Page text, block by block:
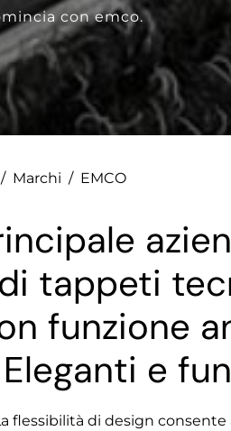
con emco.
/ Marchi / EMCO
tappeti
funzione
e
flessibilità di design